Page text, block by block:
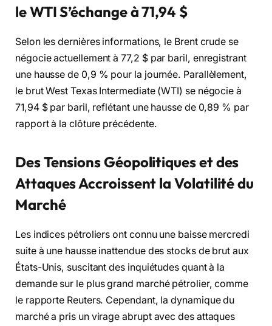
le WTI S’échange à 71,94 $
Selon les dernières informations, le Brent crude se
négocie actuellement à 77,2 $ par baril, enregistrant
une hausse de 0,9 % pour la journée. Parallèlement,
le brut West Texas Intermediate (WTI) se négocie à
71,94 $ par baril, reflétant une hausse de 0,89 % par
rapport à la clôture précédente.
Des Tensions Géopolitiques et des
Attaques Accroissent la Volatilité du
Marché
Les indices pétroliers ont connu une baisse mercredi
suite à une hausse inattendue des stocks de brut aux
États-Unis, suscitant des inquiétudes quant à la
demande sur le plus grand marché pétrolier, comme
le rapporte Reuters. Cependant, la dynamique du
marché a pris un virage abrupt avec des attaques